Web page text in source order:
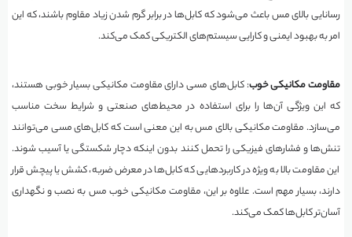
رسانایی بالای مس باعث می‌شود که کابل‌ها در برابر گرم شدن زیاد مقاوم باشند، که این
امر به بهبود ایمنی و کارایی سیستم‌های الکتریکی کمک می‌کند.
مقاومت مکانیکی خوب:‌ کابل‌های مسی دارای مقاومت مکانیکی بسیار خوبی هستند،
که این ویژگی آن‌ها را برای استفاده در محیط‌های صنعتی و شرایط سخت مناسب
می‌سازد. مقاومت مکانیکی بالای مس به این معنی است که کابل‌های مسی می‌توانند
تنش‌ها و فشارهای فیزیکی را تحمل کنند بدون اینکه دچار شکستگی یا آسیب شوند.
این مقاومت بالا به ویژه در کاربردهایی که کابل‌ها در معرض ضربه، کشش یا پیچش قرار
دارند، بسیار مهم است. علاوه بر این، مقاومت مکانیکی خوب مس به نصب و نگهداری
آسان‌تر کابل‌ها کمک می‌کند.